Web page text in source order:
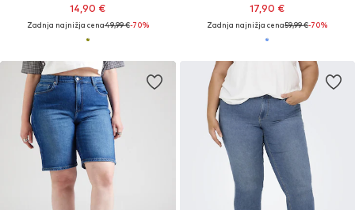
14,90 €
Zadnja najnižja cena49,99 €-70%
17,90 €
Zadnja najnižja cena59,99 €-70%